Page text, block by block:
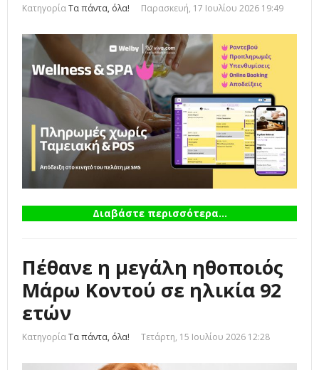
ΚατηγορίαΤα πάντα, όλα! Παρασκευή, 17 Ιουλίου 2026 19:49
Διαβάστε περισσότερα...
Πέθανε η μεγάλη ηθοποιός
Μάρω Κοντού σε ηλικία 92
ετών
ΚατηγορίαΤα πάντα, όλα! Τετάρτη, 15 Ιουλίου 2026 12:28